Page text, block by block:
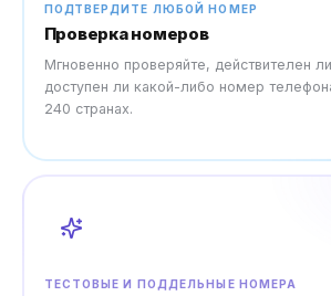
ПОДТВЕРДИТЕ ЛЮБОЙ НОМЕР
Проверка номеров
Мгновенно проверяйте, действителен
доступен ли какой-либо номер
240 странах.
ТЕСТОВЫЕ И ПОДДЕЛЬНЫЕ НОМЕРА